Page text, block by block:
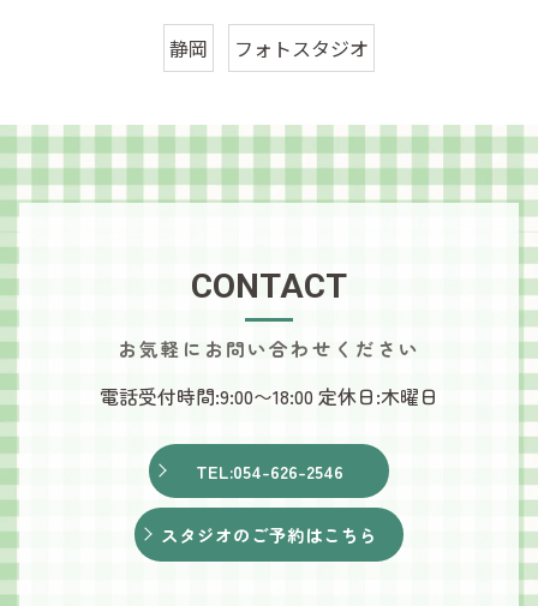
静岡 フォトスタジオ
お気軽にお問い合わせください
CONTACT
電話受付時間:9:00〜18:00 定休日:木曜日
TEL:054-626-2546
スタジオのご予約はこちら